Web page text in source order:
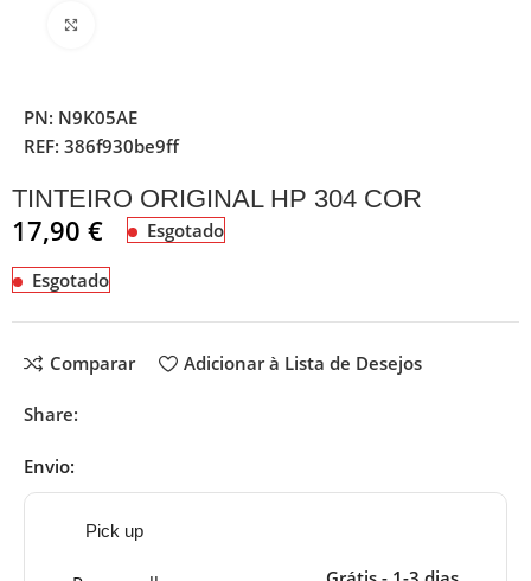
PN: N9K05AE
REF:386f930be9ff
TINTEIRO ORIGINAL HP 304 COR
17,90€ Esgotado
Esgotado
Comparar Adicionar à Lista de Desejos
Share:
Envio:
Pick up